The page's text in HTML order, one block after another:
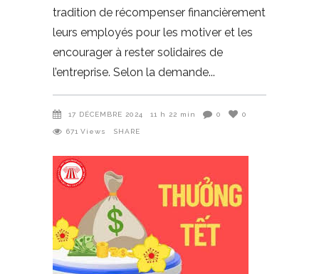
tradition de récompenser financièrement
leurs employés pour les motiver et les
encourager à rester solidaires de
l’entreprise. Selon la demande
17 DÉCEMBRE 2024 11 h 22 min 0 0
671 Views SHARE